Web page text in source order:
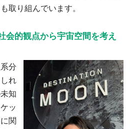
取り組んでいます。
会的観点から宇宙空間を考え
分
れ
知
ッ
関